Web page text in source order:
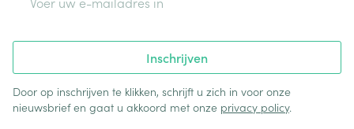
Inschrijven
Door op inschrijven te klikken, schrijft u zich in voor onze
nieuwsbrief en gaat u akkoord met onze privacy policy.